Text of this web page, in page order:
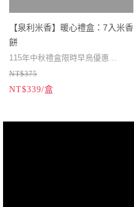
【泉利米香】暖心禮盒：7入米香
餅
115年中秋禮盒限時早鳥優惠
115/08/07 - 115/08/27前預訂★同款
禮盒滿10盒贈1盒 滿16盒贈2盒
※產品都可放二個月，建議提早到
貨。
NT$375
NT$339/盒